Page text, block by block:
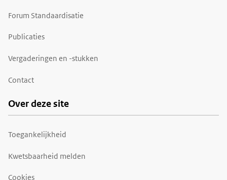
Forum Standaardisatie
Publicaties
Vergaderingen en -stukken
Contact
Over deze site
Toegankelijkheid
Kwetsbaarheid melden
Cookies